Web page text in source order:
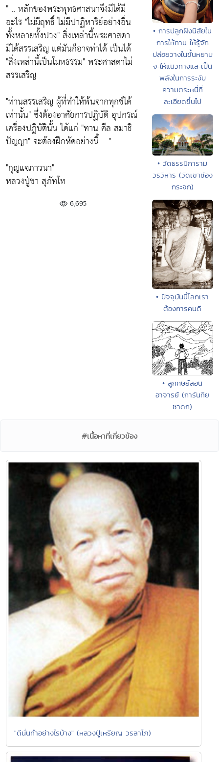
" .. หลักของพระพุทธศาสนาจึงมิได้มี
อะไร "ไม่มีฤทธื์ ไม่มีปาฏิหาริย์อย่างอื่น
ทั้งหลายทั้งปวง"สิ่งเหล่านี้พระศาสดา
มิได้สรรเสริญ แต่มันก็อาจท่าได้ เป็นได้
"สิ่งเหล่านี้เป็นโมหธรรม"พระศาสดาไม่
สรรเสริญ
"ท่านสรรเสริญ ผู้ที่ทำให้พ้นจากทุกข์ได้
เท่านั้น"ซึ่งต้องอาศัยการปฏิบัติ อุปกรณ์
เครื่องปฏิบัตินั้น ได้แก่ "ทาน ศีล สมาธิ
ปัญญา"จะต้องฝึกหัดอย่างนี้ .. "
"กุญแจภาวนา"
หลวงปู่ชา สุภัทโท
6,695
• การปลูกฝังนิสัยใน
การให้ทาน ให้รู้จัก
ปล่อยวางในขั้นหยาบ
จะให้แนวทางและเป็น
พลังในการระงับ
ความตระหนี่ที่
ละเอียดขึ้นไป
• วัดธรรมิการาม
วรวิหาร (วัดเขาช่อง
กระจก)
• ปัจจุบันนี้โลกเรา
ต้องการคนดี
• ลูกศิษย์สอน
อาจารย์ (การันทิย
ชาดก)
#เนื้อหาที่เกี่ยวข้อง
"ดีนั่นทำอย่างไรบ้าง" (หลวงปู่เหรียญ วรลาโภ)